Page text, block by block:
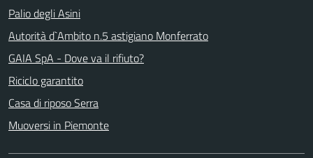
Palio degli Asini
Autorità d`Ambito n.5 astigiano Monferrato
GAIA SpA - Dove va il rifiuto?
Riciclo garantito
Casa di riposo Serra
Muoversi in Piemonte